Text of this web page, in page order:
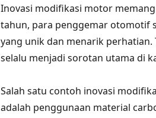
Inovasi modifikasi motor
tahun, para penggemar otomotif
yang unik dan menarik
selalu menjadi sorotan utama di
Salah satu contoh inovasi
adalah penggunaan material